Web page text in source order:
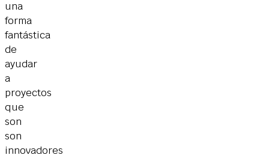
una
forma
fantástica
de
ayudar
a
proyectos
que
son
son
innovadores